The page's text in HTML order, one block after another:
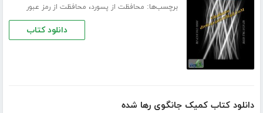
برچسب‌ها: محافظت از پسورد، محافظت از رمز عبور
دانلود کتاب
دانلود کتاب کمیک جانگوی رها شده